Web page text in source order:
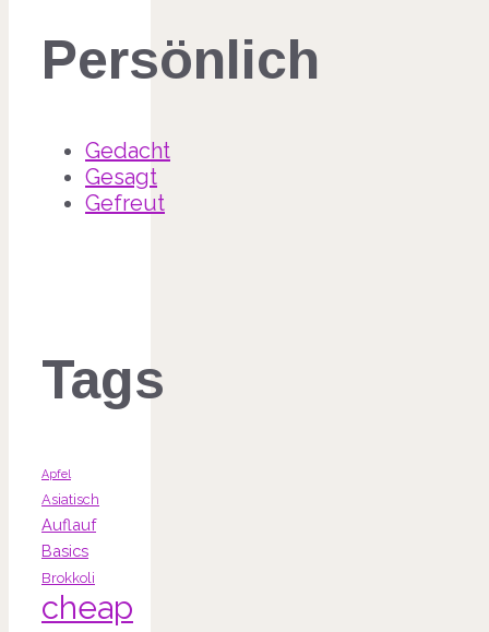
Persönlich
Gedacht
Gesagt
Gefreut
Tags
Apfel
Asiatisch
Auflauf
Basics
Brokkoli
cheap